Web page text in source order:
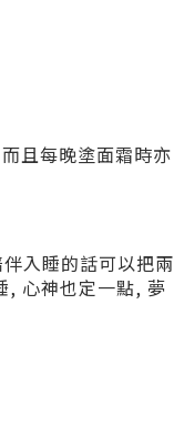
且每晚塗面霜時亦
入睡的話可以把兩
, 心神也定一點, 夢